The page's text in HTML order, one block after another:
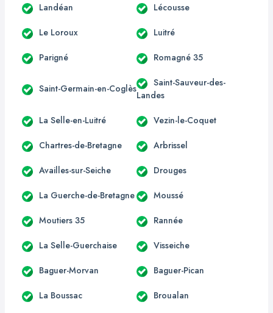
Landéan Lécousse
Le Loroux Luitré
Parigné Romagné 35
Saint-Germain-en-Coglès
Saint-Sauveur-des-
Landes
La Selle-en-Luitré Vezin-le-Coquet
Chartres-de-Bretagne Arbrissel
Availles-sur-Seiche Drouges
La Guerche-de-Bretagne Moussé
Moutiers 35 Rannée
La Selle-Guerchaise Visseiche
Baguer-Morvan Baguer-Pican
La Boussac Broualan